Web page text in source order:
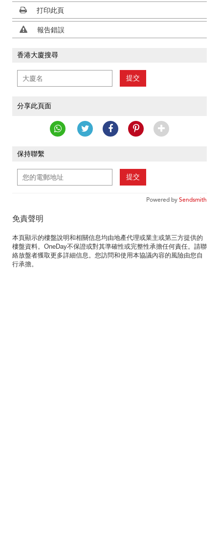
打印此頁
報告錯誤
香港大廈搜尋
提交
分享此頁面
保持聯繫
提交
Powered bySendsmith
免責聲明
本頁顯示的樓盤說明和相關信息均由地產代理或業主或第三方提供的
樓盤資料。OneDay不保證或對其準確性或完整性承擔任何責任。請聯
絡放盤者獲取更多詳細信息。您訪問和使用本協議內容的風險由您自
行承擔。